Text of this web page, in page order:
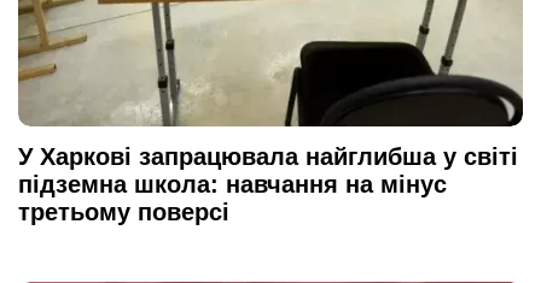
У Харкові запрацювала найглибша у світі
підземна школа: навчання на мінус
третьому поверсі